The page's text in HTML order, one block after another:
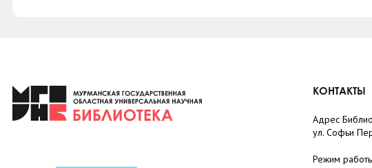
КОНТАКТЫ
Адрес
ул. Софьи
Режим